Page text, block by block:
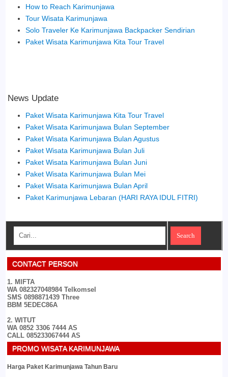
How to Reach Karimunjawa
Tour Wisata Karimunjawa
Solo Traveler Ke Karimunjawa Backpacker Sendirian
Paket Wisata Karimunjawa Kita Tour Travel
News Update
Paket Wisata Karimunjawa Kita Tour Travel
Paket Wisata Karimunjawa Bulan September
Paket Wisata Karimunjawa Bulan Agustus
Paket Wisata Karimunjawa Bulan Juli
Paket Wisata Karimunjawa Bulan Juni
Paket Wisata Karimunjawa Bulan Mei
Paket Wisata Karimunjawa Bulan April
Paket Karimunjawa Lebaran (HARI RAYA IDUL FITRI)
CONTACT PERSON
1. MIFTA
WA 082327048984 Telkomsel
SMS 0898871439 Three
BBM 5EDEC86A
2. WITUT
WA 0852 3306 7444 AS
CALL 085233067444 AS
PROMO WISATA KARIMUNJAWA
Harga Paket Karimunjawa Tahun Baru